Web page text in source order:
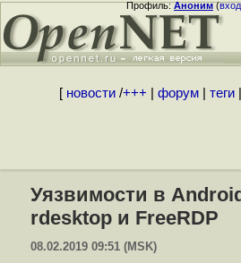
Профиль:Аноним(вход
[ новости/+++ форум| теги|
Уязвимости в
rdesktop и FreeRDP
08.02.2019 09:51 (MSK)